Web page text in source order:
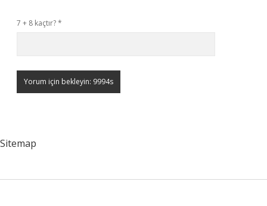
7 + 8 kaçtır?*
Sitemap